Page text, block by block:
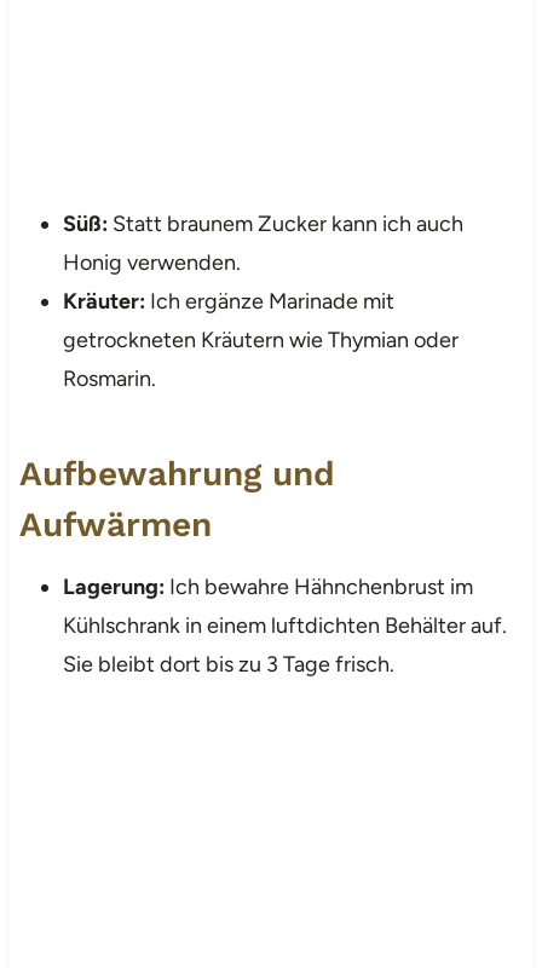
Süß:Statt braunem Zucker kann ich auch
Honig verwenden.
Kräuter:Ich ergänze Marinade mit
getrockneten Kräutern wie Thymian oder
Rosmarin.
Aufbewahrung und
Aufwärmen
Lagerung:Ich bewahre Hähnchenbrust im
Kühlschrank in einem luftdichten Behälter auf.
Sie bleibt dort bis zu 3 Tage frisch.